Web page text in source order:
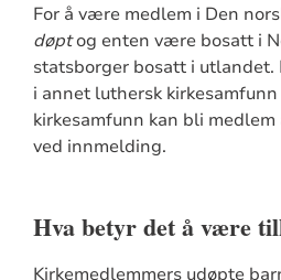
For å være medlem i Den
døptog enten være bosatt i
statsborger bosatt i utlandet.
i annet luthersk
kirkesamfunn kan bli medlem
ved innmelding.
Hva betyr det å være
Kirkemedlemmers udøpte